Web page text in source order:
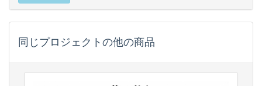
同じプロジェクトの他の商品